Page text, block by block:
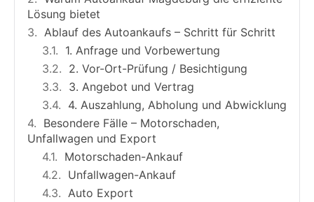
Lösung bietet
Ablauf des Autoankaufs – Schritt für Schritt
1. Anfrage und Vorbewertung
2. Vor-Ort-Prüfung / Besichtigung
3. Angebot und Vertrag
4. Auszahlung, Abholung und Abwicklung
Besondere Fälle – Motorschaden,
Unfallwagen und Export
Motorschaden-Ankauf
Unfallwagen-Ankauf
Auto Export